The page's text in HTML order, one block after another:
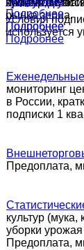
культур в
рынка зерна.
Подробнее
ячменя, муки
Подробнее
производства
Подробнее
Подробнее
Условия
используется
мониторинг
в России,
подписки 1
Предоплата,
культур
уборки
Предоплата,